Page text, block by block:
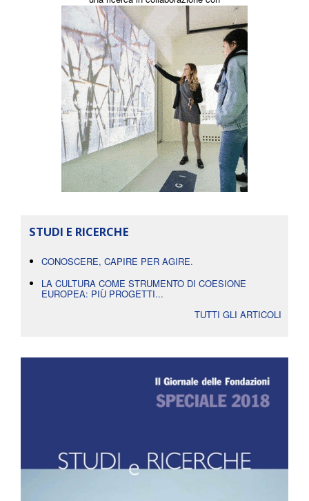
STUDI E RICERCHE
CONOSCERE, CAPIRE PER AGIRE.
LA CULTURA COME STRUMENTO DI COESIONE
EUROPEA: PIÙ PROGETTI...
TUTTI GLI ARTICOLI